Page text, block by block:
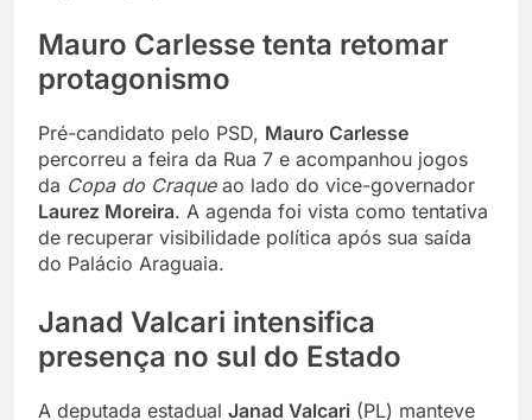
Mauro Carlesse tenta retomar
protagonismo
Pré-candidato pelo PSD, Mauro Carlesse
percorreu a feira da Rua 7 e acompanhou jogos
da Copa do Craqueao lado do vice-governador
Laurez Moreira. A agenda foi vista como tentativa
de recuperar visibilidade política após sua saída
do Palácio Araguaia.
Janad Valcari intensifica
presença no sul do Estado
A deputada estadual Janad Valcari (PL) manteve